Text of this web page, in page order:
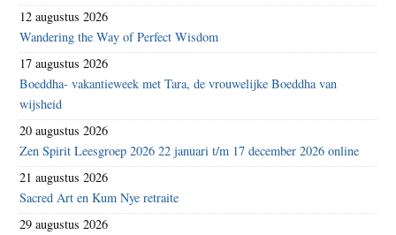
12 augustus 2026
Wandering the Way of Perfect Wisdom
17 augustus 2026
Boeddha- vakantieweek met Tara, de vrouwelijke Boeddha van
wijsheid
20 augustus 2026
Zen Spirit Leesgroep 2026 22 januari t/m 17 december 2026 online
21 augustus 2026
Sacred Art en Kum Nye retraite
29 augustus 2026